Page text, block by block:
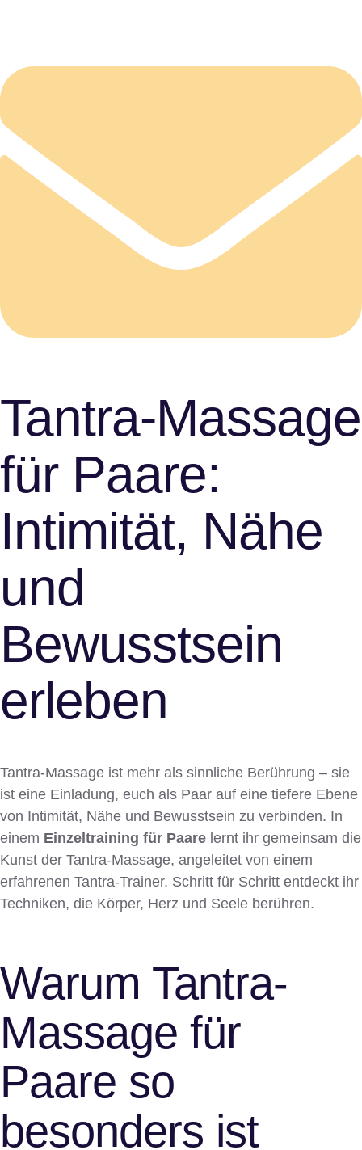
Tantra-Massage
für Paare:
Intimität, Nähe
und
Bewusstsein
erleben
Tantra-Massage ist mehr als sinnliche Berührung – sie
ist eine Einladung, euch als Paar auf eine tiefere Ebene
von Intimität, Nähe und Bewusstsein zu verbinden. In
einem Einzeltraining für Paare lernt ihr gemeinsam die
Kunst der Tantra-Massage, angeleitet von einem
erfahrenen Tantra-Trainer. Schritt für Schritt entdeckt ihr
Techniken, die Körper, Herz und Seele berühren.
Warum Tantra-
Massage für
Paare so
besonders ist